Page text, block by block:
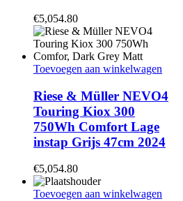
€5,054.80
Toevoegen aan winkelwagen
Riese & Müller NEVO4
Touring Kiox 300
750Wh Comfort Lage
instap Grijs 47cm 2024
€5,054.80
Toevoegen aan winkelwagen